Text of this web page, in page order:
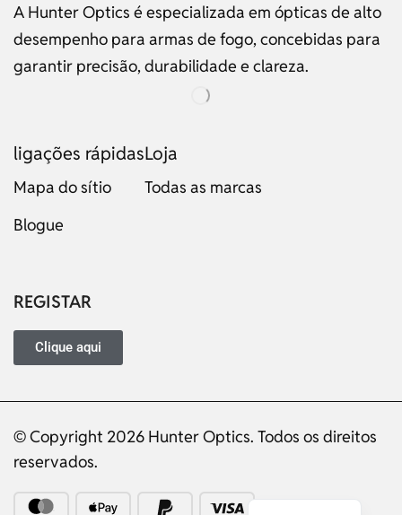
A Hunter Optics é especializada em ópticas de alto
desempenho para armas de fogo, concebidas para
garantir precisão, durabilidade e clareza.
ligações rápidas
Mapa do sítio
Blogue
Loja
Todas as marcas
REGISTAR
Clique aqui
© Copyright 2026 Hunter Optics. Todos os direitos
reservados.
German
French